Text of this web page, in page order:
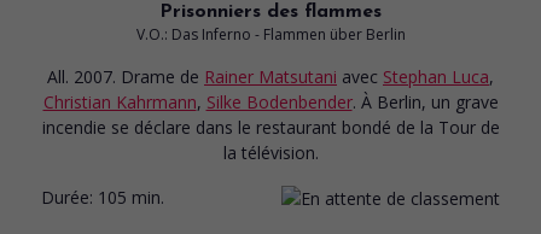
Prisonniers des flammes
V.O.: Das Inferno - Flammen über Berlin
All. 2007. Drame de Rainer Matsutani avec Stephan Luca,
Christian Kahrmann, Silke Bodenbender. À Berlin, un grave
incendie se déclare dans le restaurant bondé de la Tour de
la télévision.
Durée: 105 min.